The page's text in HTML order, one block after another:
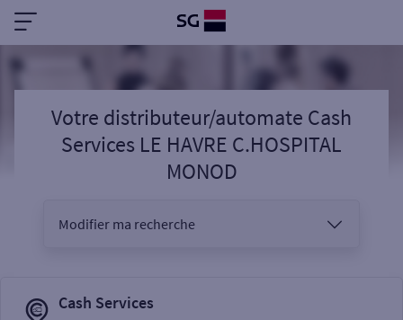
Votre distributeur/automate Cash
Services LE HAVRE C.HOSPITAL
MONOD
Modifier ma recherche
Cash Services